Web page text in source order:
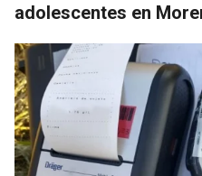
adolescentes en